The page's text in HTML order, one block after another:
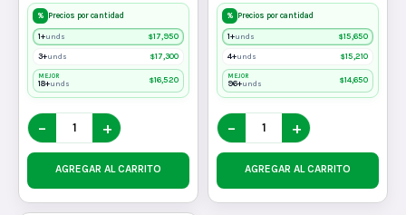
% Precios por cantidad
1+unds $17,950
3+unds $17,300
MEJOR
18+unds $16,520
− +
AGREGAR AL CARRITO
% Precios por cantidad
1+unds $15,650
4+unds $15,210
MEJOR
96+unds $14,650
− +
AGREGAR AL CARRITO